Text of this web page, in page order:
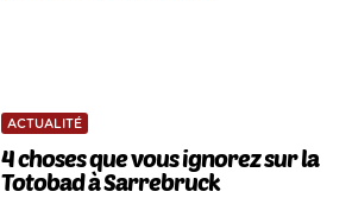
ACTUALITÉ
4 choses que vous ignorez sur la
Totobad à Sarrebruck